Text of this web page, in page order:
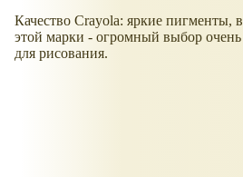
Качество Crayola: яркие пигменты,
этой марки - огромный выбор очень
для рисования.